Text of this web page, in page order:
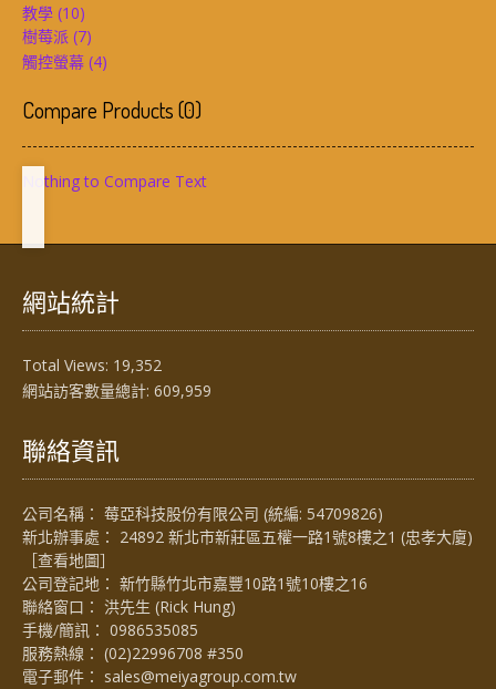
教學 (10)
樹莓派 (7)
觸控螢幕 (4)
Compare Products(0)
Nothing to Compare Text
網站統計
Total Views: 19,352
網站訪客數量總計: 609,959
聯絡資訊
公司名稱： 莓亞科技股份有限公司 (統編: 54709826)
新北辦事處： 24892 新北市新莊區五權一路1號8樓之1 (忠孝大廈)
［查看地圖］
公司登記地： 新竹縣竹北市嘉豐10路1號10樓之16
聯絡窗口： 洪先生 (Rick Hung)
手機/簡訊： 0986535085
服務熱線： (02)22996708 #350
電子郵件： sales@meiyagroup.com.tw